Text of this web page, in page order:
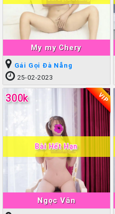
My my Chery
Gái Gọi Đà Nẵng
25-02-2023
Ngọc Vân
300k VIP
Bài Hết Hạn